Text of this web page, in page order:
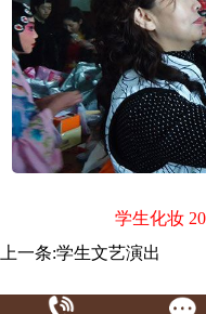
学生化妆
上一条:学生文艺演出